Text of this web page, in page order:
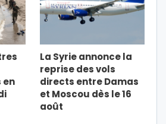
en
La Syrie annonce la
reprise des vols
directs entre Damas
et Moscou dès le 16
août